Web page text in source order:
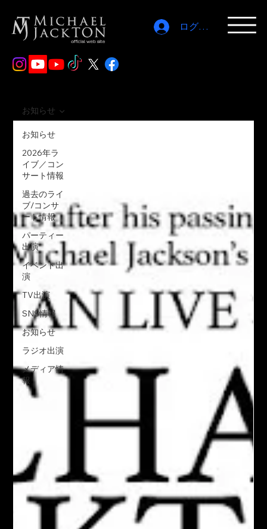
ログイン
お知らせ
2026年ラ
イブ／コン
サート情報
過去のライ
ブ/コンサ
ート情報
パーティー
出演
イベント出
演
TV出演
SNS情報
お知らせ
ラジオ出演
メディア情
報
お知らせ